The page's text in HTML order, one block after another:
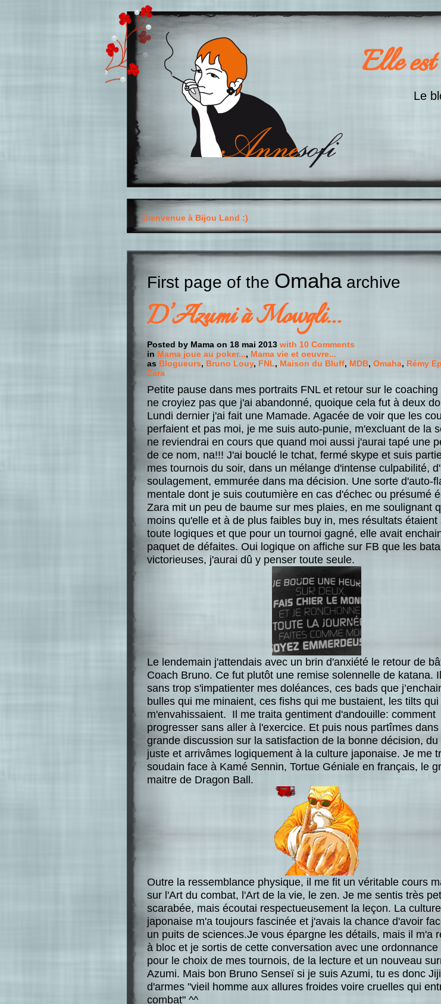
Elle
Le
Bienvenue à Bijou Land :)
First page of the Omahaarchive
D’Azumi à Mowgli…
Posted by Mama on 18 mai 2013 with 10 Comments
in Mama joue au poker..., Mama vie et oeuvre...
as Blogueurs, Bruno Louy, FNL, Maison du Bluff, MDB, Omaha, Rémy
Zara
Petite pause dans mes portraits FNL et retour sur le coaching
ne croyiez pas que j'ai abandonné, quoique cela fut à deux
Lundi dernier j'ai fait une Mamade. Agacée de voir que les
perfaient et pas moi, je me suis auto-punie, m'excluant de la
ne reviendrai en cours que quand moi aussi j'aurai tapé une
de ce nom, na!!! J'ai bouclé le tchat, fermé skype et suis
mes tournois du soir, dans un mélange d'intense culpabilité,
soulagement, emmurée dans ma décision. Une sorte d'auto-
mentale dont je suis coutumière en cas d'échec ou présumé
Zara mit un peu de baume sur mes plaies, en me soulignant
moins qu'elle et à de plus faibles buy in, mes résultats étaient
toute logiques et que pour un tournoi gagné, elle avait
paquet de défaites. Oui logique on affiche sur FB que les
victorieuses, j'aurai dû y penser toute seule.
Le lendemain j'attendais avec un brin d'anxiété le retour de
Coach Bruno. Ce fut plutôt une remise solennelle de katana.
sans trop s'impatienter mes doléances, ces bads que
bulles qui me minaient, ces fishs qui me bustaient, les tilts qui
m'envahissaient. Il me traita gentiment d'andouille: comment
progresser sans aller à l'exercice. Et puis nous partîmes
grande discussion sur la satisfaction de la bonne décision, du
juste et arrivâmes logiquement à la culture japonaise. Je me
soudain face à Kamé Sennin, Tortue Géniale en français, le
maitre de Dragon Ball.
Outre la ressemblance physique, il me fit un véritable cours
sur l'Art du combat, l'Art de la vie, le zen. Je me sentis très
scarabée, mais écoutai respectueusement la leçon. La culture
japonaise m'a toujours fascinée et j'avais la chance d'avoir
un puits de sciences.Je vous épargne les détails, mais il m'a
à bloc et je sortis de cette conversation avec une ordonnance
pour le choix de mes tournois, de la lecture et un nouveau
Azumi. Mais bon Bruno Senseï si je suis Azumi, tu es donc
d'armes "vieil homme aux allures froides voire cruelles qui
combat" ^^